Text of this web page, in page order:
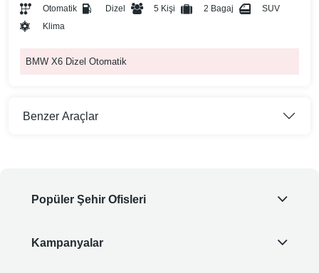
Otomatik Dizel 5 Kişi 2 Bagaj
SUV
Klima
BMW X6 Dizel Otomatik
Benzer Araçlar
Popüler Şehir Ofisleri
Kampanyalar